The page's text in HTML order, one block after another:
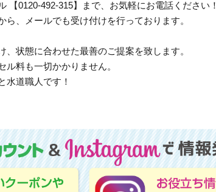
【0120-492-315】まで、お気軽にお電話ください！
ら、メールでも受け付けを行っております。
、状態に合わせた最善のご提案を致します。
ル料も一切かかりません。
水道職人です！